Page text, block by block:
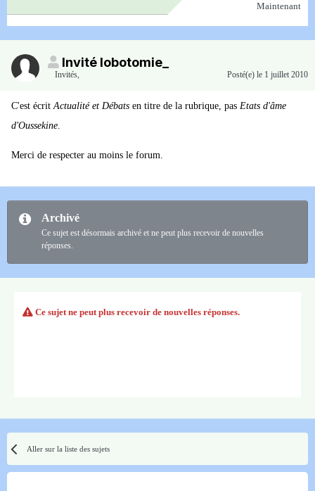
Maintenant
Invité lobotomie_
Invités, Posté(e) le 1 juillet 2010
C'est écritActualité et Débats en titre de la rubrique, pas Etats d'âme
d'Oussekine.
Merci de respecter au moins le forum.
Archivé
Ce sujet est désormais archivé et ne peut plus recevoir de nouvelles
réponses.
Ce sujet ne peut plus recevoir de nouvelles réponses.
Aller sur la liste des sujets